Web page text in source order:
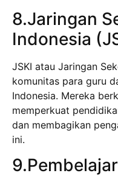
8.Jaringan
Indonesia
JSKI atau Jaringan
komunitas para guru
Indonesia. Mereka
memperkuat
dan membagikan
ini.